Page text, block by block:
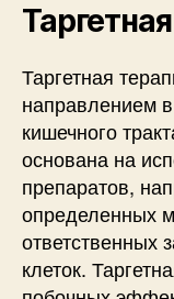
Таргетная
направлением
кишечного
основана на
препаратов,
определенных
ответственных
клеток.